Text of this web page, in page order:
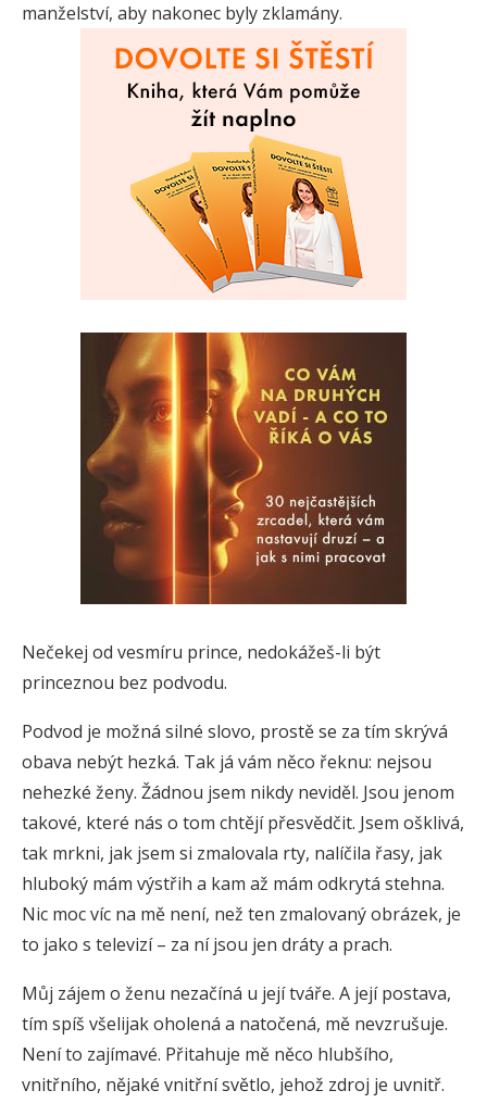
manželství, aby nakonec byly zklamány.
Nečekej od vesmíru prince, nedokážeš-li být
princeznou bez podvodu.
Podvod je možná silné slovo, prostě se za tím skrývá
obava nebýt hezká. Tak já vám něco řeknu: nejsou
nehezké ženy. Žádnou jsem nikdy neviděl. Jsou jenom
takové, které nás o tom chtějí přesvědčit. Jsem ošklivá,
tak mrkni, jak jsem si zmalovala rty, nalíčila řasy, jak
hluboký mám výstřih a kam až mám odkrytá stehna.
Nic moc víc na mě není, než ten zmalovaný obrázek, je
to jako s televizí – za ní jsou jen dráty a prach.
Můj zájem o ženu nezačíná u její tváře. A její postava,
tím spíš všelijak oholená a natočená, mě nevzrušuje.
Není to zajímavé. Přitahuje mě něco hlubšího,
vnitřního, nějaké vnitřní světlo, jehož zdroj je uvnitř.